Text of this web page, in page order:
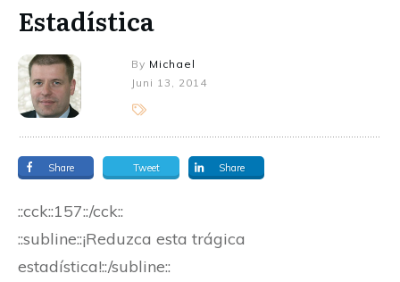
Estadística
By Michael
Juni 13, 2014
Share Tweet Share
::cck::157::/cck::
::subline::¡Reduzca esta trágica
estadística!::/subline::